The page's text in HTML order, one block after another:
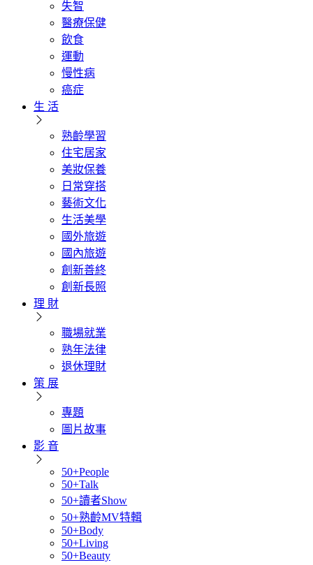
失智
醫療保健
飲食
運動
慢性病
癌症
生 活
熟齡學習
住宅居家
美妝保養
日常穿搭
藝術文化
生活美學
國外旅遊
國內旅遊
創新善終
創新長照
理 財
職場就業
熟年法律
退休理財
策 展
專題
圖片故事
影 音
50+People
50+Talk
50+讀者Show
50+熟齡MV特輯
50+Body
50+Living
50+Beauty